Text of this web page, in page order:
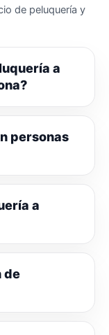
de peluquería y
a
personas
a
de